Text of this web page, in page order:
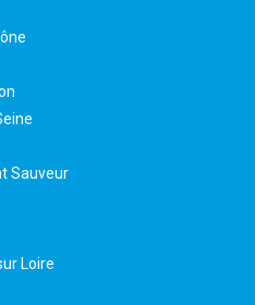
Sauveur
Loire